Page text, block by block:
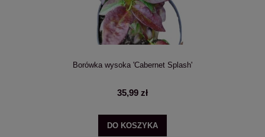
Borówka wysoka 'Cabernet Splash'
35,99 zł
DO KOSZYKA